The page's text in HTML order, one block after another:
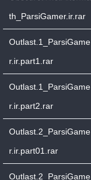
th_ParsiGamer.ir.rar
Outlast.1_ParsiGame
r.ir.part1.rar
Outlast.1_ParsiGame
r.ir.part2.rar
Outlast.2_ParsiGame
r.ir.part01.rar
Outlast.2_ParsiGame